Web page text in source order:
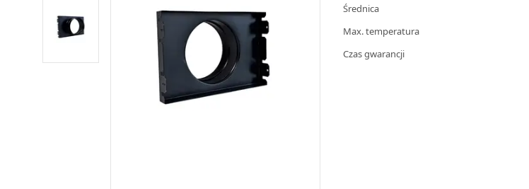
Średnica
Max. temperatura
Czas gwarancji